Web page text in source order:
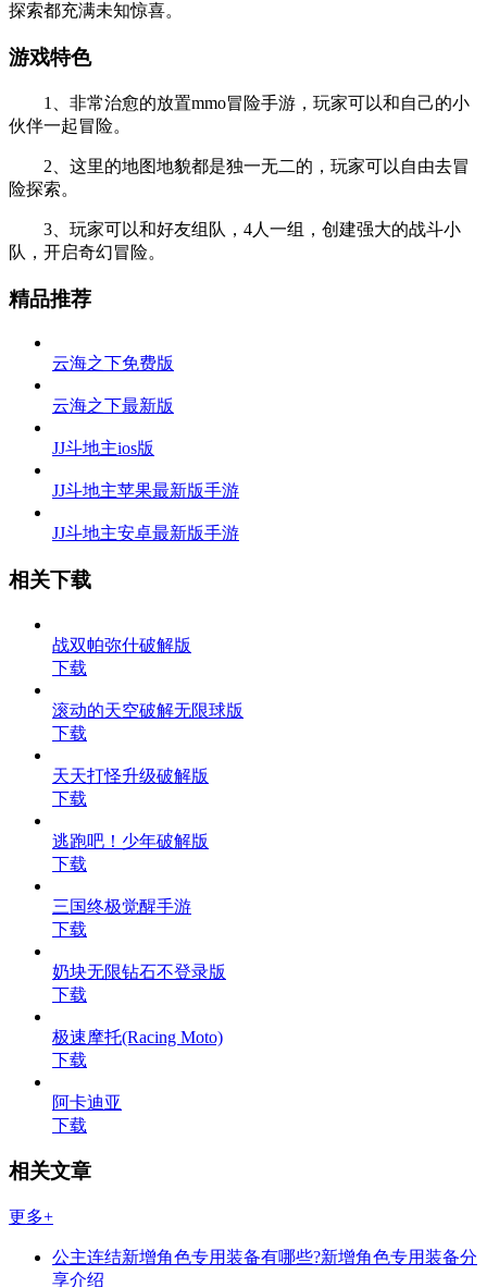
探索都充满未知惊喜。
游戏特色
1、非常治愈的放置mmo冒险手游，玩家可以和自己的小
伙伴一起冒险。
2、这里的地图地貌都是独一无二的，玩家可以自由去冒
险探索。
3、玩家可以和好友组队，4人一组，创建强大的战斗小
队，开启奇幻冒险。
精品推荐
云海之下免费版
云海之下最新版
JJ斗地主ios版
JJ斗地主苹果最新版手游
JJ斗地主安卓最新版手游
相关下载
战双帕弥什破解版
下载
滚动的天空破解无限球版
下载
天天打怪升级破解版
下载
逃跑吧！少年破解版
下载
三国终极觉醒手游
下载
奶块无限钻石不登录版
下载
极速摩托(Racing Moto)
下载
阿卡迪亚
下载
相关文章
更多+
公主连结新增角色专用装备有哪些?新增角色专用装备分
享介绍